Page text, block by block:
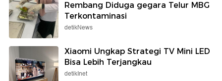
Rembang Diduga gegara Telur MBG
Terkontaminasi
detikNews
Xiaomi Ungkap Strategi TV Mini LED
Bisa Lebih Terjangkau
detikInet